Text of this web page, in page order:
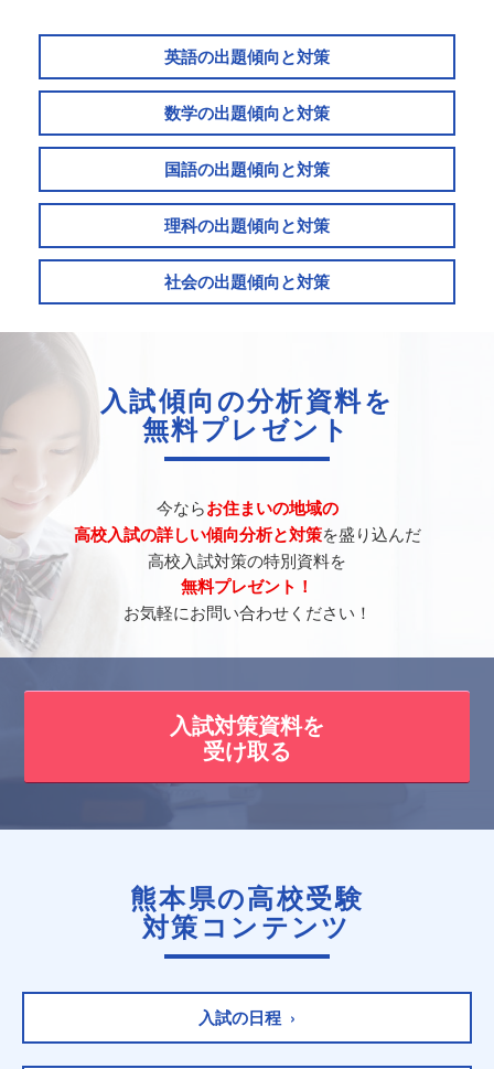
英語の出題傾向と対策
数学の出題傾向と対策
国語の出題傾向と対策
理科の出題傾向と対策
社会の出題傾向と対策
入試傾向の分析資料を
無料プレゼント
今ならお住まいの地域の
高校入試の詳しい傾向分析と対策を盛り込んだ
高校入試対策の特別資料を
無料プレゼント！
お気軽にお問い合わせください！
入試対策資料を
受け取る
熊本県の高校受験
対策コンテンツ
入試の日程 ›